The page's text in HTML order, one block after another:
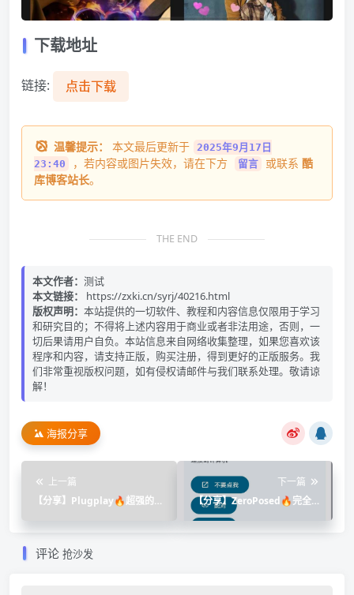
下载地址
链接: 点击下载
温馨提示： 本文最后更新于 2025年9月17日
23:40
，若内容或图片失效，请在下方 留言 或联系 酷
库博客站长。
THE END
本文作者： 测试
本文链接：
https://zxki.cn/syrj/40216.html
版权声明： 本站提供的一切软件、教程和内容信息仅限用于学习
和研究目的；不得将上述内容用于商业或者非法用途，否则，一
切后果请用户自负。本站信息来自网络收集整理，如果您喜欢该
程序和内容，请支持正版，购买注册，得到更好的正版服务。我
们非常重视版权问题，如有侵权请邮件与我们联系处理。敬请谅
解！
海报分享
上一篇
【分享】Plugplay🔥超强的安
下一篇
【分享】ZeroPosed🔥完全免
费无广告🔥玩机必备神器！
评论 抢沙发